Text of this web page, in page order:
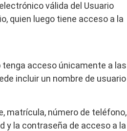
válida del Usuario
quien luego tiene acceso a la
tenga acceso únicamente a las
incluir un nombre de usuario
matrícula, número de teléfono,
y la contraseña de acceso a la